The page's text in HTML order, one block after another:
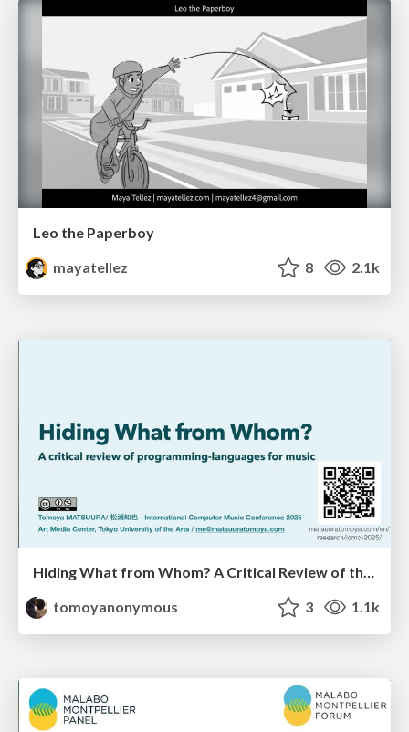
Leo the Paperboy
mayatellez
8 2.1k
Hiding What from Whom? A Critical Review of the History of Programming languages for Music
tomoyanonymous
3 1.1k